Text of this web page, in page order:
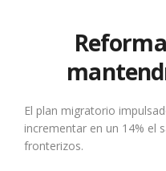
El plan migratorio
incrementar en un 14% el
fronterizos.